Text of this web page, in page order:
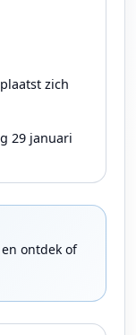
zich
29 januari
ontdek of